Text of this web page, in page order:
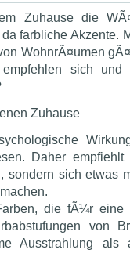
Zuhause die
farbliche Akzente.
WohnrÃ¤umen
empfehlen sich
Zuhause
Daher
sondern sich etwas
die fÃ¼r eine
von
Ausstrahlung als